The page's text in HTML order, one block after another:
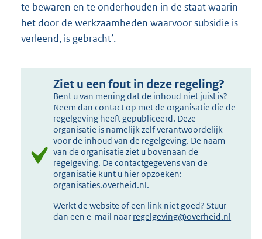
te bewaren en te onderhouden in de staat waarin
het door de werkzaamheden waarvoor subsidie is
verleend, is gebracht’.
Ziet u een fout in deze regeling?
Bent u van mening dat de inhoud niet juist is?
Neem dan contact op met de organisatie die de
regelgeving heeft gepubliceerd. Deze
organisatie is namelijk zelf verantwoordelijk
voor de inhoud van de regelgeving. De naam
van de organisatie ziet u bovenaan de
regelgeving. De contactgegevens van de
organisatie kunt u hier opzoeken:
organisaties.overheid.nl.
Werkt de website of een link niet goed? Stuur
dan een e-mail naar regelgeving@overheid.nl